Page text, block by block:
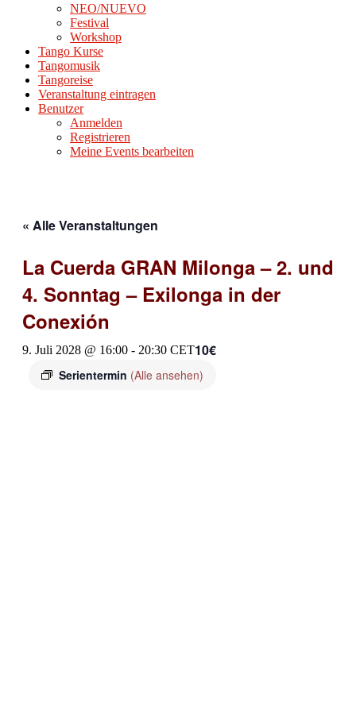
NEO/NUEVO
Festival
Workshop
Tango Kurse
Tangomusik
Tangoreise
Veranstaltung eintragen
Benutzer
Anmelden
Registrieren
Meine Events bearbeiten
« Alle Veranstaltungen
La Cuerda GRAN Milonga – 2. und
4. Sonntag – Exilonga in der
Conexión
9. Juli 2028 @ 16:00 - 20:30 CET
Serientermin (Alle ansehen)
10€